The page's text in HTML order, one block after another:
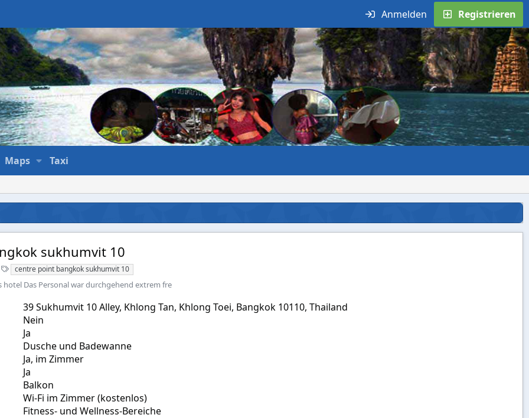
Anmelden Registrieren
Maps Taxi
sukhumvit 10
S
t
i
centre point bangkok sukhumvit 10
Das Personal war durchgehend extrem fre
39 Sukhumvit 10 Alley, Khlong Tan, Khlong Toei, Bangkok 10110, Thailand
Nein
Ja
Dusche und Badewanne
Ja, im Zimmer
Ja
Balkon
Wi-Fi im Zimmer (kostenlos)
Fitness- und Wellness-Bereiche